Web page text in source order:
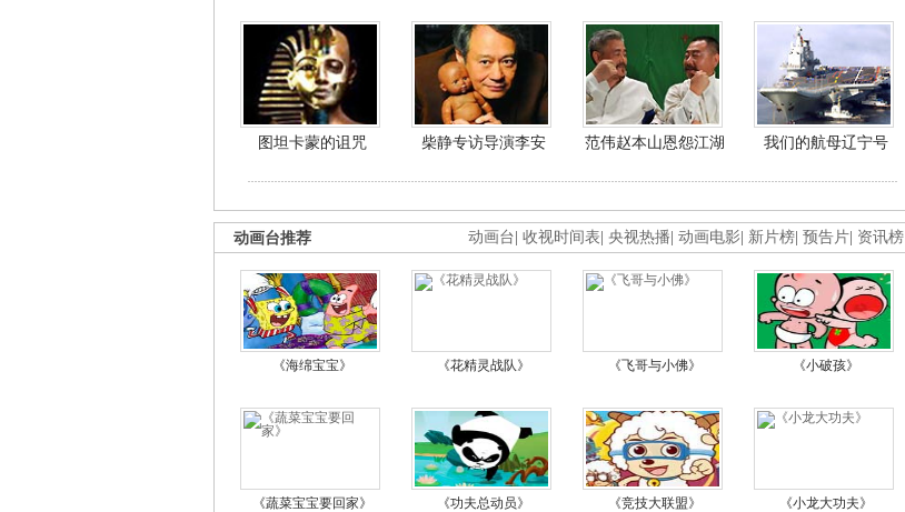
图坦卡蒙的诅咒 柴静专访导演李安 范伟赵本山恩怨江湖 我们的航母辽宁号
动画台 收视时间表 央视热播 动画电影 新片榜 预告片 资讯榜
动画台推荐
《海绵宝宝》 《花精灵战队》 《飞哥与小佛》 《小破孩》
《蔬菜宝宝要回家》 《功夫总动员》 《竞技大联盟》 《小龙大功夫》